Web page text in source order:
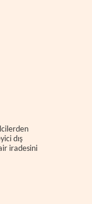
dış
iradesini